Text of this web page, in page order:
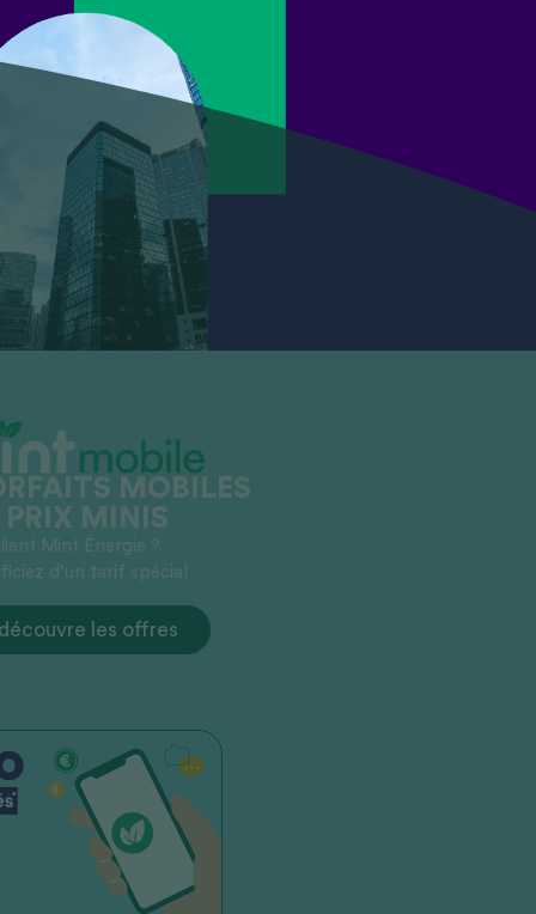
MOBILES
PRIX MINIS
Mint Énergie ?
d’un tarif spécial
les offres